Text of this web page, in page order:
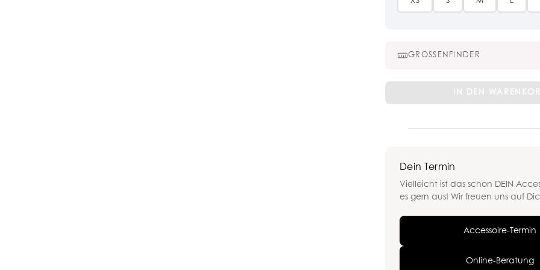
GRÖSSENFINDER
Evia
Menge
IN DEN
Dein Termin
Vielleicht ist das schon DEIN
es gern aus! Wir freuen uns auf
Accessoire-Termin
Online-Beratung